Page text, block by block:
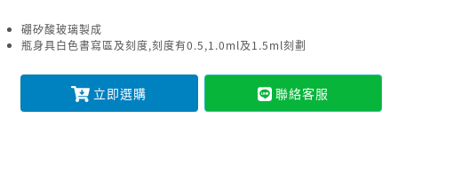
硼矽酸玻璃製成
瓶身具白色書寫區及刻度,刻度有0.5,1.0ml及1.5ml刻劃
立即選購 聯絡客服